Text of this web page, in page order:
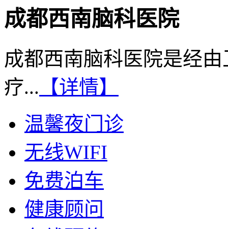
成都西南脑科医院
成都西南脑科医院是经
疗... 【详情】
温馨夜门诊
无线WIFI
免费泊车
健康顾问